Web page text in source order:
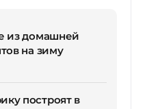
из домашней
на зиму
построят в